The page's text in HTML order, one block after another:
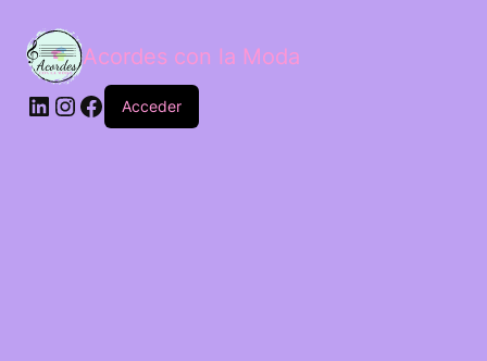
Acordes con la Moda
Acceder